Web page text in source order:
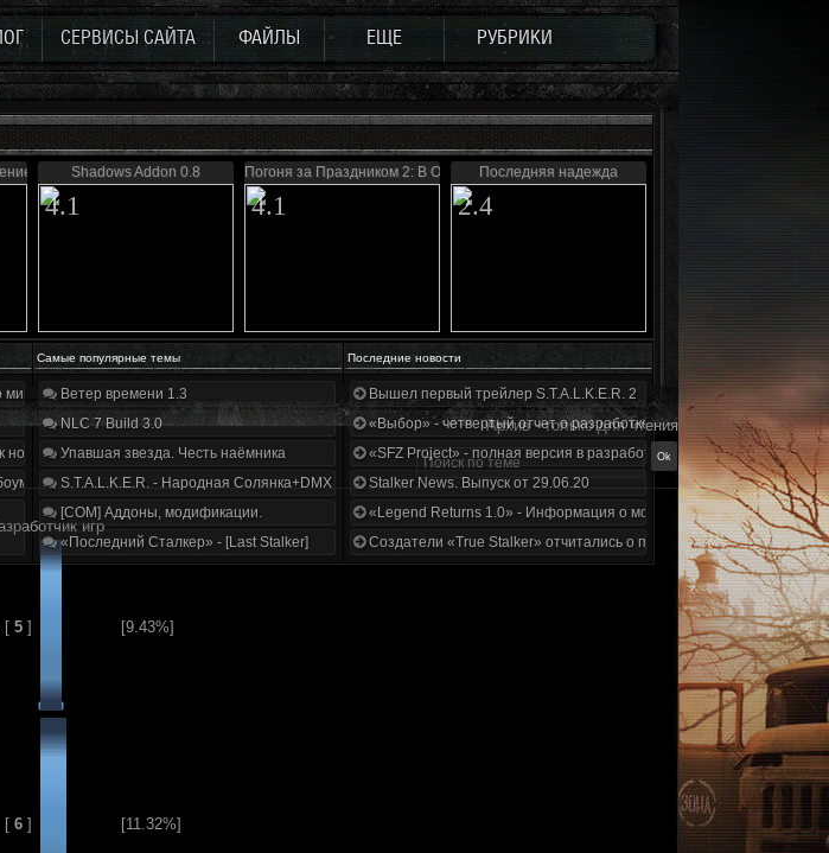
СЕРВИСЫ САЙТА ФАЙЛЫ ЕЩЕ РУБРИКИ
Shadows Addon 0.8
4.1
Погоня за Праздником 2: В Ожидании Чуда...
4.1
Последняя надежда
2.4
Самые популярные темы Последние новости
геймплей и сюжет | Разбор трейлера
нововведений
и отвага
Ветер времени 1.3
NLC 7 Build 3.0
Упавшая звезда. Честь наёмника
S.T.A.L.K.E.R. - Народная Солянка+DMX 1.3.5.ООП.МА.К.
[COM] Аддоны, модификации.
«Последний Сталкер» - [Last Stalker]
Вышел первый трейлер S.T.A.L.K.E.R. 2
«Выбор» - четвертый отчет о разработке!
«SFZ Project» - полная версия в разработке!
Stalker News. Выпуск от 29.06.20
«Legend Returns 1.0» - Информация о моде за июнь 2020
Создатели «True Stalker» отчитались о проделанной работе
Архив - только для чтения
игр
[ 5] [9.43%]
[ 6] [11.32%]